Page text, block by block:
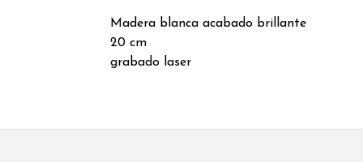
Madera blanca acabado brillante
20 cm
grabado laser